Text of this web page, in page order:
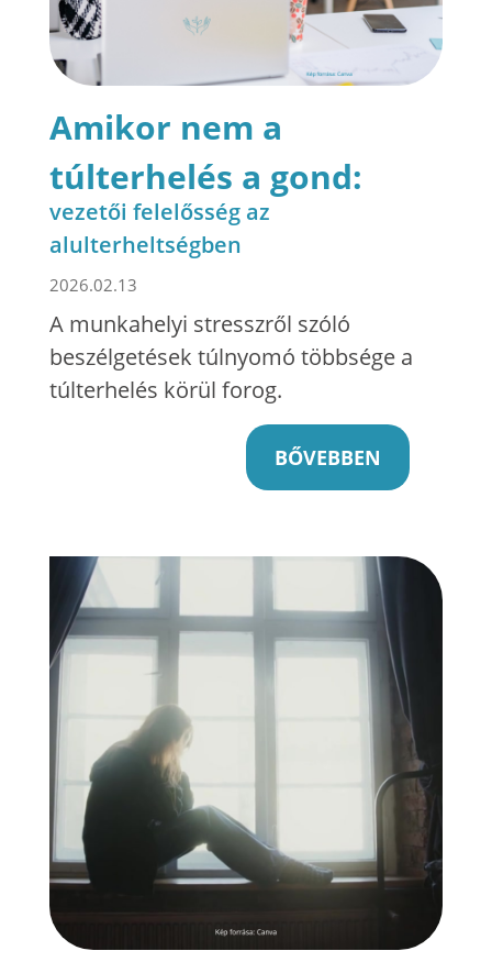
Amikor nem a
túlterhelés a gond:
vezetői felelősség az
alulterheltségben
2026.02.13
A munkahelyi stresszről szóló
beszélgetések túlnyomó többsége a
túlterhelés körül forog.
BŐVEBBEN